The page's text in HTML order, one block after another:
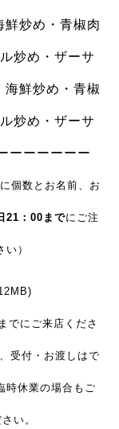
鮮炒め・青椒肉
炒め・ザーサ
海鮮炒め・青椒
炒め・ザーサ
ーーーーーー
に個数とお名前、お
21：00までにご注
）
までにご来店くださ
受付・お渡しはで
時休業の場合もご
い。